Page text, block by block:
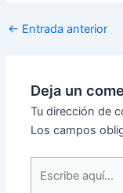
← Entrada anterior
Deja un
Tu dirección de
Los campos
aquí...